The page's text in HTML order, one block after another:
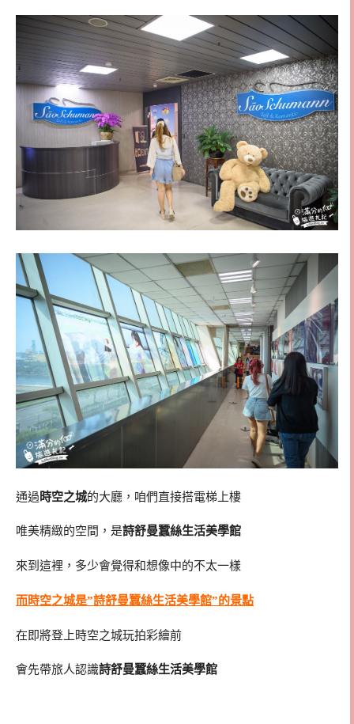
通過時空之城的大廳，咱們直接搭電梯上樓
唯美精緻的空間，是詩舒曼蠶絲生活美學館
來到這裡，多少會覺得和想像中的不太一樣
而時空之城是”詩舒曼蠶絲生活美學館”的景點
在即將登上時空之城玩拍彩繪前
會先帶旅人認識詩舒曼蠶絲生活美學館